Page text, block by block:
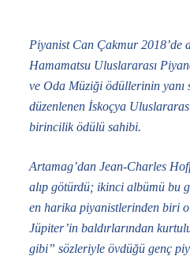
Piyanist Can Çakmur 2018’de
Hamamatsu Uluslararası
ve Oda Müziği ödüllerinin yanı
düzenlenen İskoçya
birincilik ödülü sahibi.
Artamag’dan Jean-Charles
alıp götürdü; ikinci albümü bu
en harika piyanistlerinden biri
Jüpiter’in baldırlarından
gibi” sözleriyle övdüğü genç